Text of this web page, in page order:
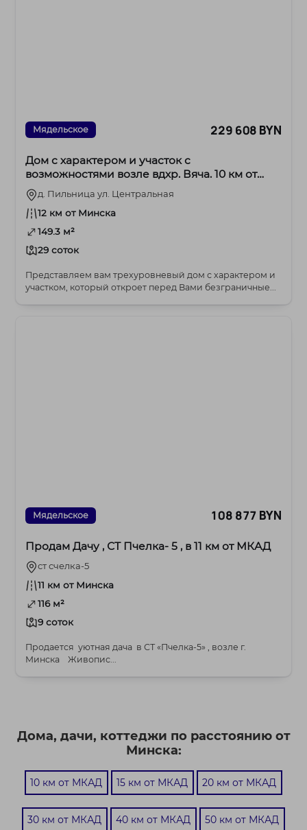
Мядельское 229 608 BYN
Дом с характером и участок с
возможностями возле вдхр. Вяча. 10 км от
МКАД
д. Пильница ул. Центральная
12 км от Минска
149.3 м²
29 соток
Представляем вам трехуровневый дом с характером и
участком, который откроет перед Вами безграничные...
Мядельское 108 877 BYN
Продам Дачу , СТ Пчелка- 5 , в 11 км от МКАД
ст счелка-5
11 км от Минска
116 м²
9 соток
Продается уютная дача в СТ «Пчелка-5» , возле г.
Минска Живопис...
Дома, дачи, коттеджи по расстоянию от
Минска:
10 км от МКАД 15 км от МКАД 20 км от МКАД
30 км от МКАД 40 км от МКАД 50 км от МКАД